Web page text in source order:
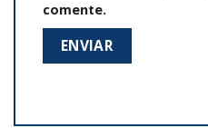
comente.